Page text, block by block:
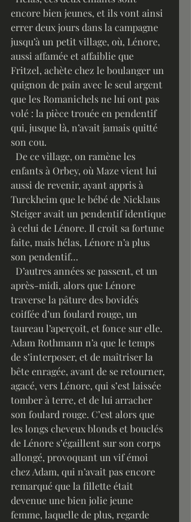
encore bien jeunes, et ils vont ainsi
errer deux jours dans la campagne
jusqu’à un petit village, où, Lénore,
aussi affamée et affaiblie que
Fritzel, achète chez le boulanger un
quignon de pain avec le seul argent
que les Romanichels ne lui ont pas
volé : la pièce trouée en pendentif
qui, jusque là, n’avait jamais quitté
son cou.
enfants à Orbey, où Maze vient lui
aussi de revenir, ayant appris à
Turckheim que le bébé de Nicklaus
Steiger avait un pendentif identique
à celui de Lénore. Il croit sa fortune
faite, mais hélas, Lénore n’a plus
son pendentif…
après-midi, alors que Lénore
traverse la pâture des bovidés
coiffée d’un foulard rouge, un
taureau l’aperçoit, et fonce sur elle.
Adam Rothmann n’a que le temps
de s’interposer, et de maîtriser la
bête enragée, avant de se retourner,
agacé, vers Lénore, qui s’est laissée
tomber à terre, et de lui arracher
son foulard rouge. C’est alors que
les longs cheveux blonds et bouclés
de Lénore s’égaillent sur son corps
allongé, provoquant un vif émoi
chez Adam, qui n’avait pas encore
remarqué que la fillette était
devenue une bien jolie jeune
femme, laquelle de plus, regarde